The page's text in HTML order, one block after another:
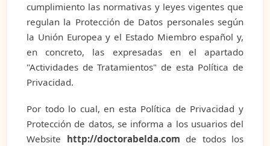
cumplimiento las normativas y leyes vigentes que
regulan la Protección de Datos personales según
la Unión Europea y el Estado Miembro español y,
en concreto, las expresadas en el apartado
"Actividades de Tratamientos" de esta Política de
Privacidad.
Por todo lo cual, en esta Política de Privacidad y
Protección de datos, se informa a los usuarios del
Website http://doctorabelda.com de todos los